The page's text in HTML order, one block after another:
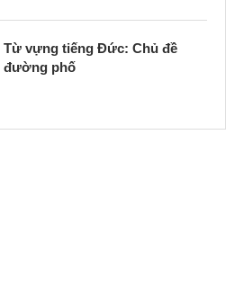
Từ vựng tiếng Đức: Chủ đề
đường phố